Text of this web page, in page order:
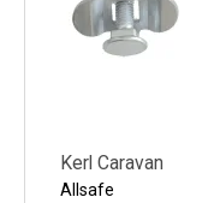
Kerl Caravan
Allsafe